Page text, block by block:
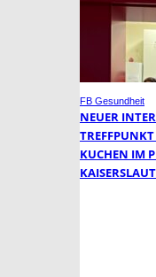
FB Gesundheit
NEUER
KUCHEN IM